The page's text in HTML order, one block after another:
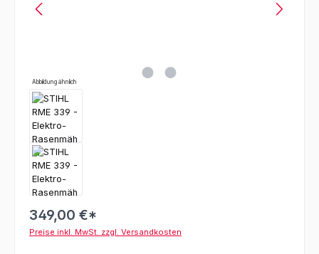
Abbildung ähnlich
349,00 €*
Preise inkl. MwSt. zzgl. Versandkosten